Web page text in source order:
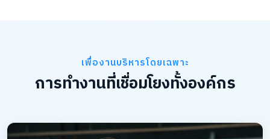
เพื่องานบริหารโดยเฉพาะ
การทำงานที่เชื่อมโยงทั้งองค์กร